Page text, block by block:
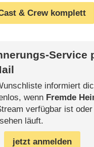
& Crew komplett
Service
informiert
wenn Fremde
verfügbar ist oder
läuft.
jetzt anmelden